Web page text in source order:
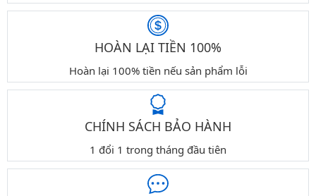
HOÀN LẠI TIỀN 100%
Hoàn lại 100% tiền nếu sản phẩm lỗi
CHÍNH SÁCH BẢO HÀNH
1 đổi 1 trong tháng đầu tiên